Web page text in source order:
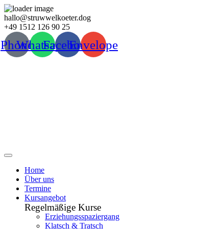
Zum
Inhalt
wechseln
hallo@struwwelkoeter.dog
+49 1512 126 90 25
PhoneWhatsappFacebookEnvelope
Home
Über uns
Termine
Kursangebot
Regelmäßige Kurse
Erziehungsspaziergang
Klatsch & Tratsch